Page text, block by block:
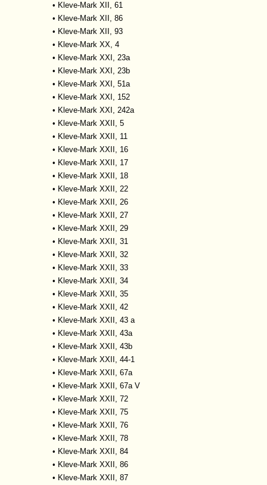
• Kleve-Mark XII, 61
• Kleve-Mark XII, 86
• Kleve-Mark XII, 93
• Kleve-Mark XX, 4
• Kleve-Mark XXI, 23a
• Kleve-Mark XXI, 23b
• Kleve-Mark XXI, 51a
• Kleve-Mark XXI, 152
• Kleve-Mark XXI, 242a
• Kleve-Mark XXII, 5
• Kleve-Mark XXII, 11
• Kleve-Mark XXII, 16
• Kleve-Mark XXII, 17
• Kleve-Mark XXII, 18
• Kleve-Mark XXII, 22
• Kleve-Mark XXII, 26
• Kleve-Mark XXII, 27
• Kleve-Mark XXII, 29
• Kleve-Mark XXII, 31
• Kleve-Mark XXII, 32
• Kleve-Mark XXII, 33
• Kleve-Mark XXII, 34
• Kleve-Mark XXII, 35
• Kleve-Mark XXII, 42
• Kleve-Mark XXII, 43 a
• Kleve-Mark XXII, 43a
• Kleve-Mark XXII, 43b
• Kleve-Mark XXII, 44-1
• Kleve-Mark XXII, 67a
• Kleve-Mark XXII, 67a V
• Kleve-Mark XXII, 72
• Kleve-Mark XXII, 75
• Kleve-Mark XXII, 76
• Kleve-Mark XXII, 78
• Kleve-Mark XXII, 84
• Kleve-Mark XXII, 86
• Kleve-Mark XXII, 87